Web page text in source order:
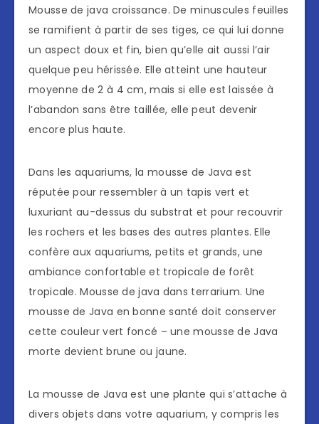
Mousse de java croissance. De minuscules feuilles
se ramifient à partir de ses tiges, ce qui lui donne
un aspect doux et fin, bien qu’elle ait aussi l’air
quelque peu hérissée. Elle atteint une hauteur
moyenne de 2 à 4 cm, mais si elle est laissée à
l’abandon sans être taillée, elle peut devenir
encore plus haute.
Dans les aquariums, la mousse de Java est
réputée pour ressembler à un tapis vert et
luxuriant au-dessus du substrat et pour recouvrir
les rochers et les bases des autres plantes. Elle
confère aux aquariums, petits et grands, une
ambiance confortable et tropicale de forêt
tropicale. Mousse de java dans terrarium. Une
mousse de Java en bonne santé doit conserver
cette couleur vert foncé – une mousse de Java
morte devient brune ou jaune.
La mousse de Java est une plante qui s’attache à
divers objets dans votre aquarium, y compris les